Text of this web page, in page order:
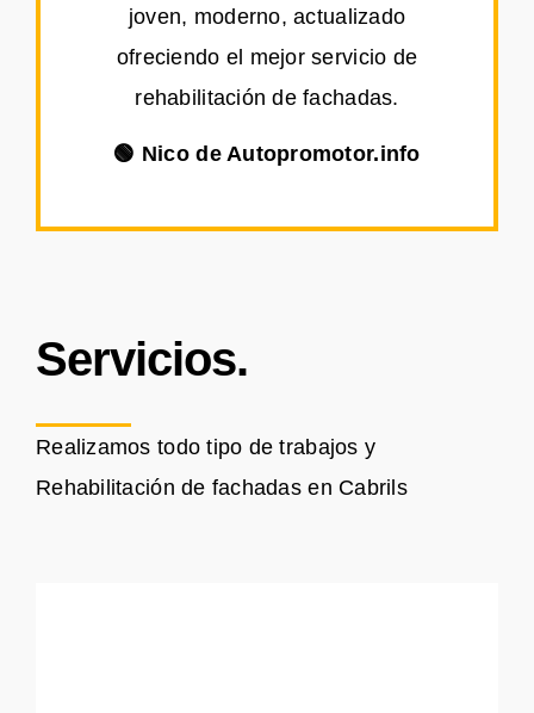
joven, moderno, actualizado
ofreciendo el mejor servicio de
rehabilitación de fachadas.
🟢 Nico de Autopromotor.info
Servicios.
Realizamos todo tipo de trabajos y
Rehabilitación de fachadas en Cabrils